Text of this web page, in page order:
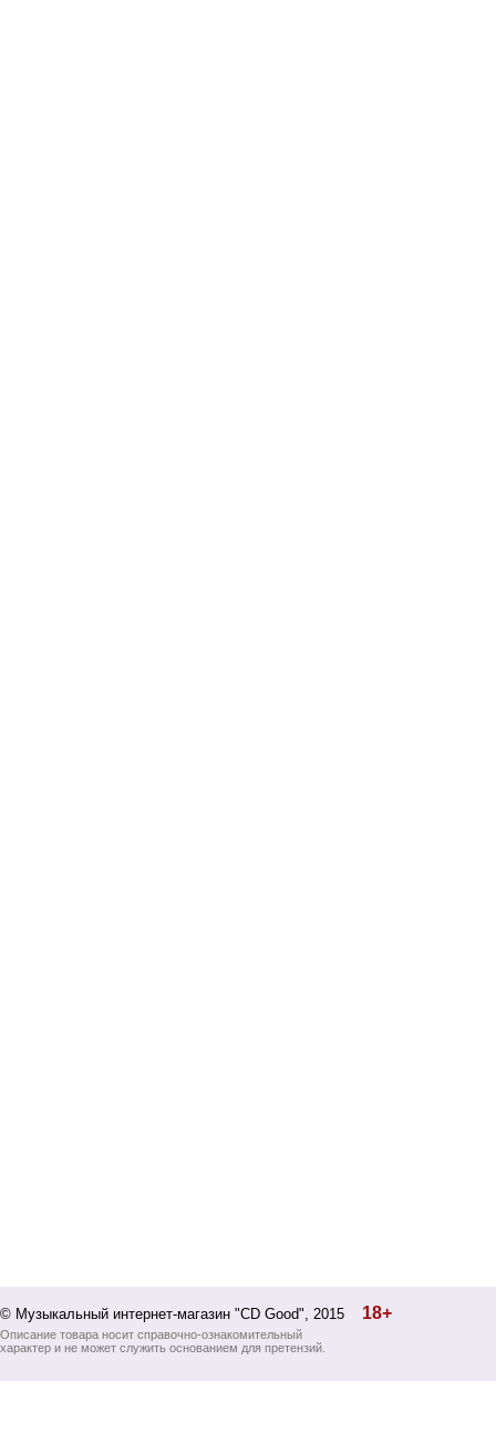
© Музыкальный интернет-магазин "CD Good", 2015 18+
Описание товара носит справочно-ознакомительный
характер и не может служить основанием для претензий.